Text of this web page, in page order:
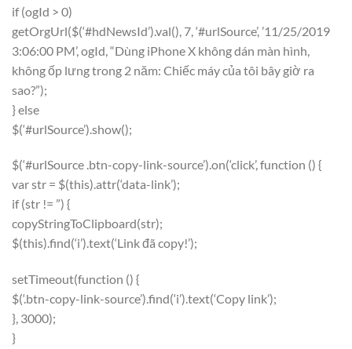
if (ogId > 0)
getOrgUrl($(‘#hdNewsId’).val(), 7, ‘#urlSource’, ’11/25/2019
3:06:00 PM’, ogId, “Dùng iPhone X không dán màn hình,
không ốp lưng trong 2 năm: Chiếc máy của tôi bây giờ ra
sao?”);
} else
$(‘#urlSource’).show();
$(‘#urlSource .btn-copy-link-source’).on(‘click’, function () {
var str = $(this).attr(‘data-link’);
if (str != ”) {
copyStringToClipboard(str);
$(this).find(‘i’).text(‘Link đã copy!’);
setTimeout(function () {
$(‘.btn-copy-link-source’).find(‘i’).text(‘Copy link’);
}, 3000);
}